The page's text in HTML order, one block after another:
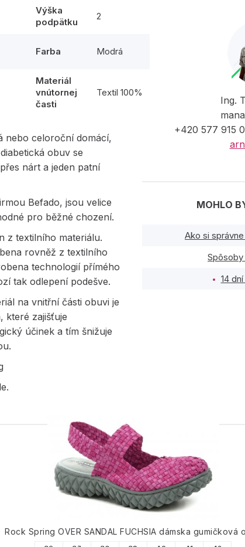
Výška
podpätku
2
Farba Modrá
Materiál
vnútornej
časti
Textil 100%
nebo celoroční domácí,
obuv se
nárt a jeden patní
Befado, jsou velice
pro běžné chození.
z textilního materiálu.
rovněž z textilního
technologií přímého
tak odlepení podešve.
na vnitřní části obuvi je
které zajišťuje
účinek a tím šnižuje
Ing.
+420 577 915
MOHLO
Ako si
14
PODOBNÉ PRODUKTY
Rock Spring OVER SANDAL FUCHSIA dámska gumičková